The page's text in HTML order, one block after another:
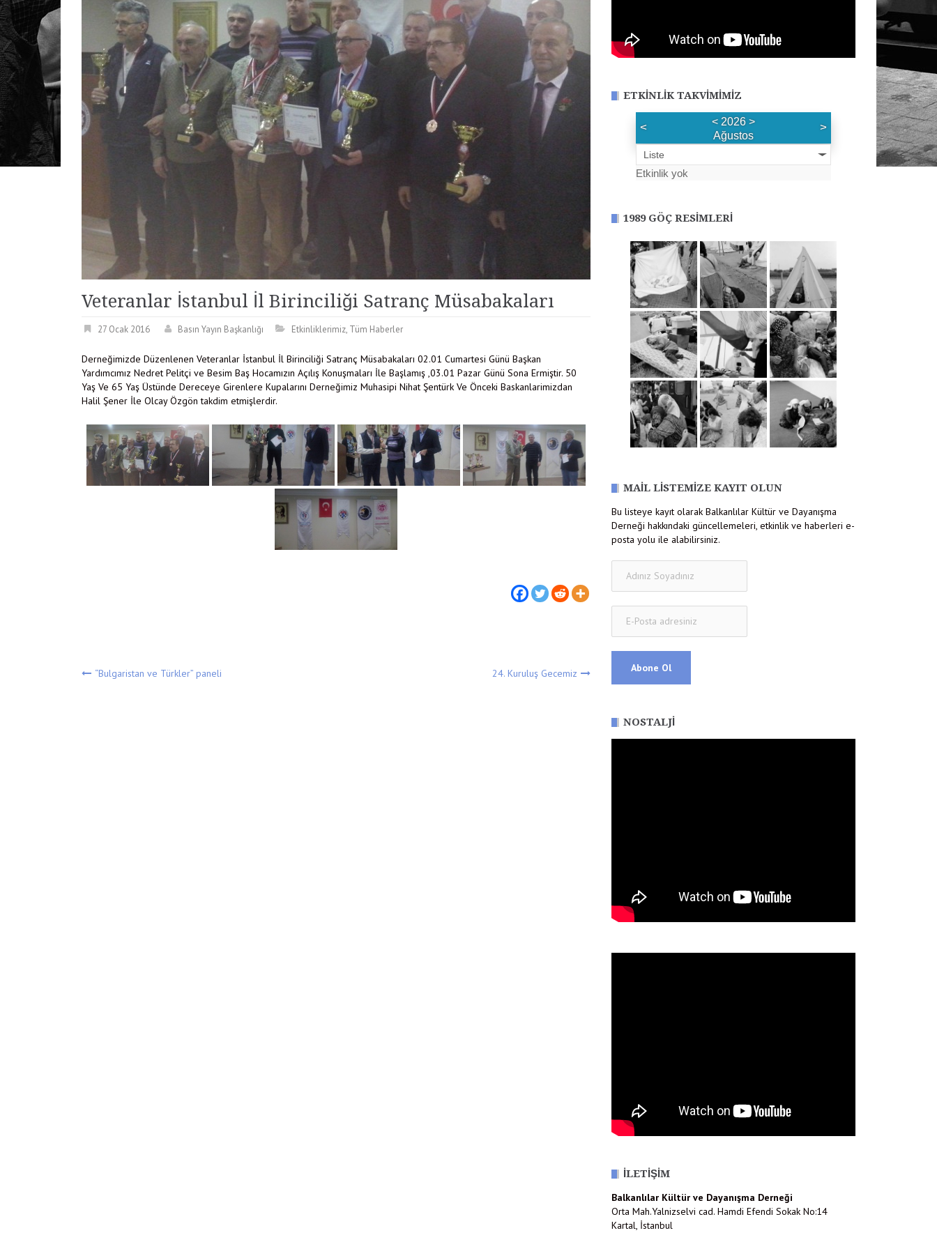
Veteranlar İstanbul İl Birinciliği Satranç Müsabakaları
27 Ocak 2016 Basın Yayın Başkanlığı Etkinliklerimiz, Tüm Haberler
Derneğimizde Düzenlenen Veteranlar İstanbul İl Birinciliği Satranç Müsabakaları 02.01 Cumartesi Günü Başkan
Yardımcımız Nedret Pelitçi ve Besim Baş Hocamızın Açılış Konuşmaları İle Başlamış ,03.01 Pazar Günü Sona Ermiştir. 50
Yaş Ve 65 Yaş Üstünde Dereceye Girenlere Kupalarını Derneğimiz Muhasipi Nihat Şentürk Ve Önceki Baskanlarimizdan
Halil Şener İle Olcay Özgön takdim etmişlerdir.
Yazı
“Bulgaristan ve Türkler” paneli 24. Kuruluş Gecemiz
ETKINLIK TAKVIMIMIZ
< < 2026 >
Ağustos
>
Liste
Etkinlik yok
1989 GÖÇ RESIMLERI
MAIL LISTEMIZE KAYIT OLUN
Bu listeye kayıt olarak Balkanlılar Kültür ve Dayanışma
Derneği hakkındaki güncellemeleri, etkinlik ve haberleri e-
posta yolu ile alabilirsiniz.
NOSTALJI
İLETIŞIM
Balkanlılar Kültür ve Dayanışma Derneği
Orta Mah.Yalnizselvi cad. Hamdi Efendi Sokak No:14
Kartal, İstanbul